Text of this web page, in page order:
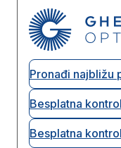
Pronađi najbližu
Besplatna
Besplatna